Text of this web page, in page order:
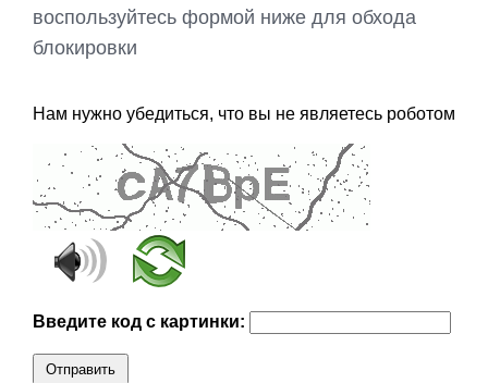
воспользуйтесь формой ниже для обхода
блокировки
Нам нужно убедиться, что вы не являетесь роботом
Введите код с картинки:
Отправить